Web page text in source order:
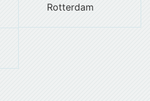
Rotterdam